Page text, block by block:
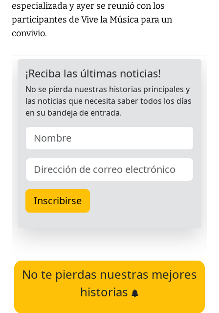
especializada y ayer se reunió con los
participantes de Vive la Música para un
convivio.
No te pierdas nuestras mejores
historias